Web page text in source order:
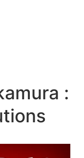
: